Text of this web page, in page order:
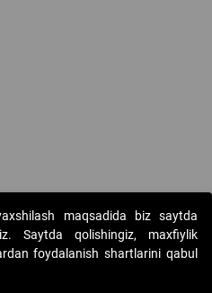
onlayn-auksionlarni
maqsadida biz saytda
Saytda qolishingiz, maxfiylik
foydalanish shartlarini qabul